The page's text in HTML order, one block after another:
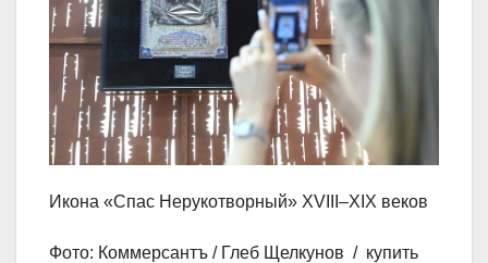
Икона «Спас Нерукотворный» XVIII–XIX веков
Фото: Коммерсантъ / Глеб Щелкунов / купить